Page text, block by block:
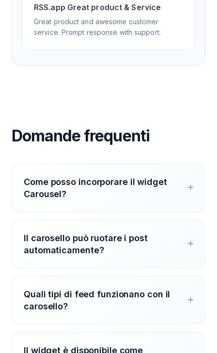
RSS.app Great product & Service
Great product and awesome customer
service. Prompt response with support.
Domande frequenti
Come posso incorporare il widget
Carousel?
Il carosello può ruotare i post
automaticamente?
Quali tipi di feed funzionano con il
carosello?
Il widget è disponibile come